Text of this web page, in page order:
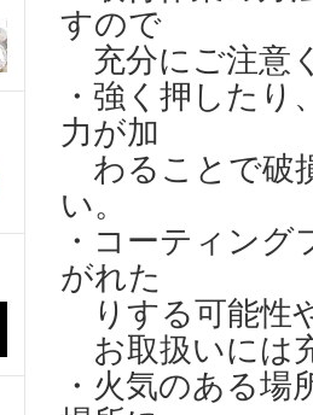
すので
充分にご注意
・強く押した
力が加
わることで破
い。
・コーティン
がれた
りする可能性
お取扱いには
・火気のある場